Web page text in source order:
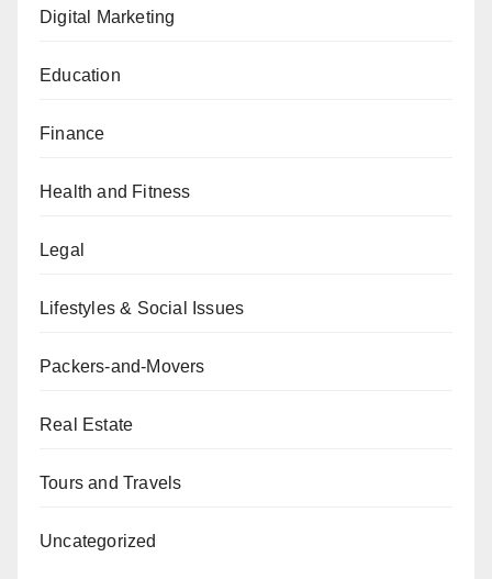
Digital Marketing
Education
Finance
Health and Fitness
Legal
Lifestyles & Social Issues
Packers-and-Movers
Real Estate
Tours and Travels
Uncategorized